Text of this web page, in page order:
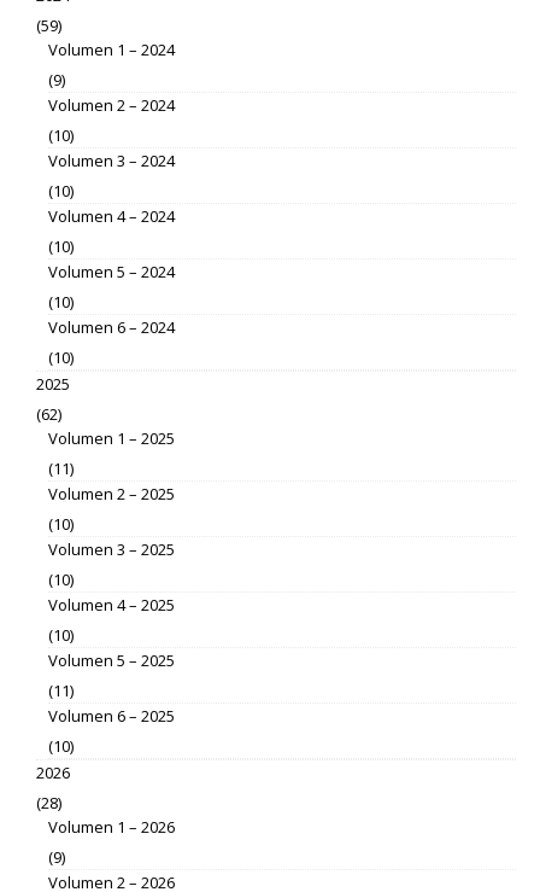
(59)
Volumen 1 – 2024
(9)
Volumen 2 – 2024
(10)
Volumen 3 – 2024
(10)
Volumen 4 – 2024
(10)
Volumen 5 – 2024
(10)
Volumen 6 – 2024
(10)
2025
(62)
Volumen 1 – 2025
(11)
Volumen 2 – 2025
(10)
Volumen 3 – 2025
(10)
Volumen 4 – 2025
(10)
Volumen 5 – 2025
(11)
Volumen 6 – 2025
(10)
2026
(28)
Volumen 1 – 2026
(9)
Volumen 2 – 2026